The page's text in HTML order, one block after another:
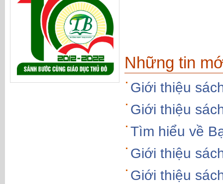
Những tin
Giới thiệu
Giới thiệu
Tìm hiểu về
Giới thiệu
Giới thiệu